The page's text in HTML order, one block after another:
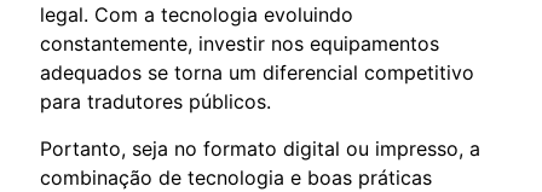
legal. Com a tecnologia evoluindo
constantemente, investir nos equipamentos
adequados se torna um diferencial competitivo
para tradutores públicos.
Portanto, seja no formato digital ou impresso, a
combinação de tecnologia e boas práticas